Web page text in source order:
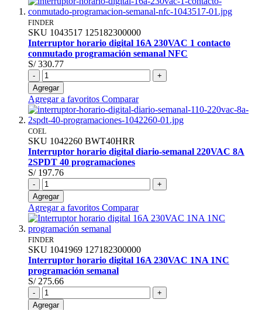
FINDER
SKU 1043517 125182300000
Interruptor horario digital 16A 230VAC 1 contacto
conmutado programación semanal NFC
S/ 330.77
-
+
Agregar
Agregar a favoritos Comparar
COEL
SKU 1042260 BWT40HRR
Interruptor horario digital diario-semanal 220VAC 8A
2SPDT 40 programaciones
S/ 197.76
-
+
Agregar
Agregar a favoritos Comparar
FINDER
SKU 1041969 127182300000
Interruptor horario digital 16A 230VAC 1NA 1NC
programación semanal
S/ 275.66
-
+
Agregar